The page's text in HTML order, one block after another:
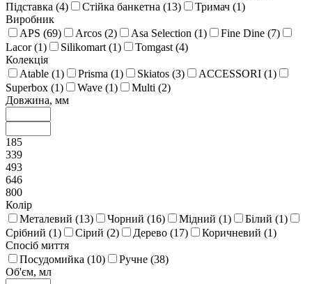
Підставка (4) Стійка банкетна (13) Тримач (1)
Виробник
APS (69) Arcos (2) Asa Selection (1) Fine Dine (7)
Lacor (1) Silikomart (1) Tomgast (4)
Колекція
Atable (1) Prisma (1) Skiatos (3) ACCESSORI (1)
Superbox (1) Wave (1) Multi (2)
Довжина, мм
185
339
493
646
800
Колір
Металевий (13) Чорний (16) Мідний (1) Білий (1)
Срібний (1) Сірий (2) Дерево (17) Коричневий (1)
Спосіб миття
Посудомийка (10) Ручне (38)
Об'єм, мл